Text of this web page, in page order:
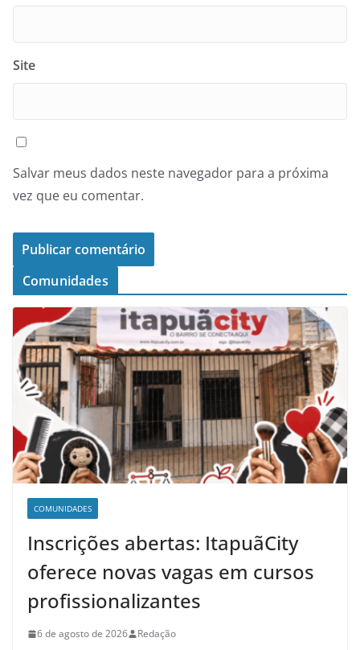
Site
Salvar meus dados neste navegador para a próxima
vez que eu comentar.
Comunidades
COMUNIDADES
Inscrições abertas: ItapuãCity
oferece novas vagas em cursos
profissionalizantes
6 de agosto de 2026 Redação